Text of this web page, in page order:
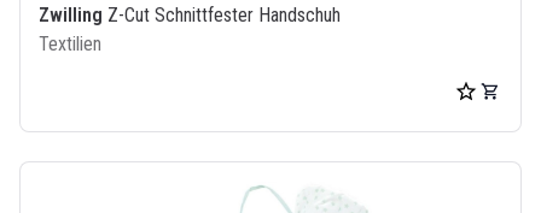
Zwilling Z-Cut Schnittfester Handschuh
Textilien